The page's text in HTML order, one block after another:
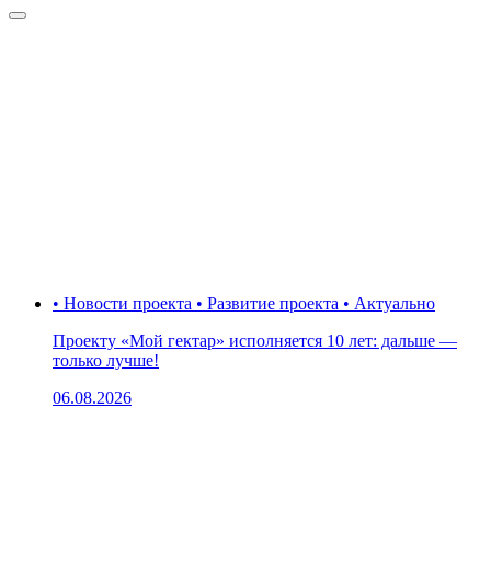
• Новости проекта • Развитие проекта • Актуально
Проекту «Мой гектар» исполняется 10 лет: дальше —
только лучше!
06.08.2026